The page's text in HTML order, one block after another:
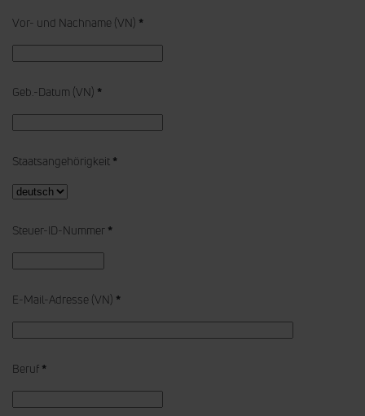
Vor- und Nachname (VN) *
Geb.-Datum (VN) *
Staatsangehörigkeit *
Steuer-ID-Nummer *
E-Mail-Adresse (VN) *
Beruf *